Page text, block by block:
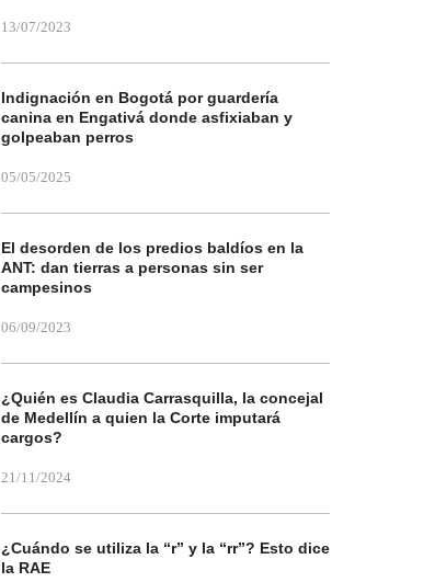
13/07/2023
Indignación en Bogotá por guardería
canina en Engativá donde asfixiaban y
golpeaban perros
05/05/2025
El desorden de los predios baldíos en la
ANT: dan tierras a personas sin ser
campesinos
06/09/2023
¿Quién es Claudia Carrasquilla, la concejal
de Medellín a quien la Corte imputará
cargos?
21/11/2024
¿Cuándo se utiliza la “r” y la “rr”? Esto dice
la RAE